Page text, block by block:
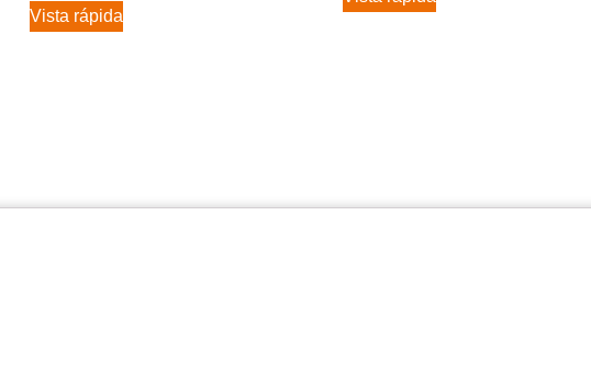
Vista rápida